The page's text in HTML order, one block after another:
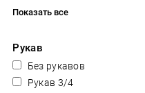
Показать все
Рукав
Без рукавов
Рукав 3/4